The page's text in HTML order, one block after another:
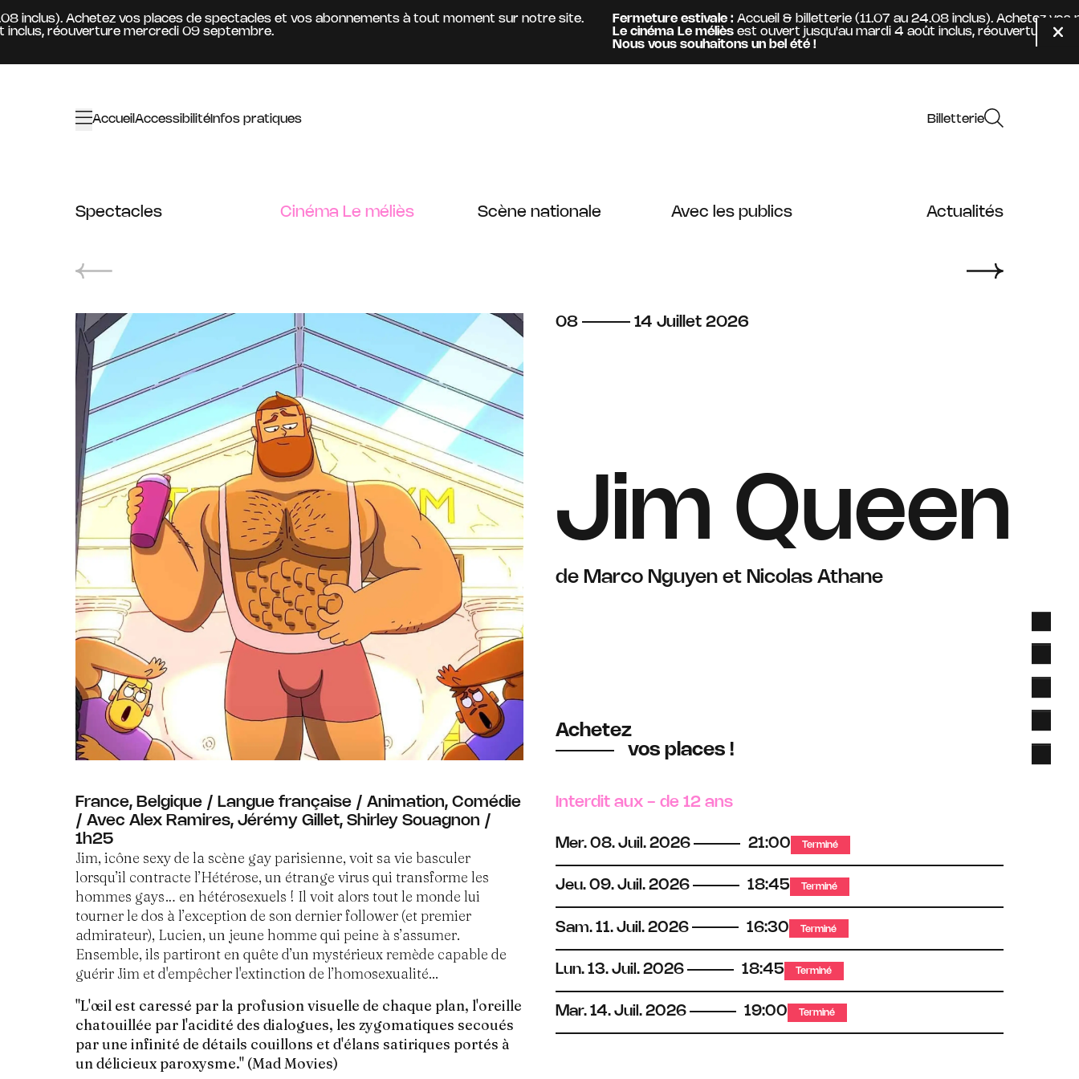
Achetez vos places de spectacles et vos abonnements à tout moment sur notre site.
réouverture mercredi 09 septembre.
Information :
Fermeture estivale :Accueil & billetterie (11.07 au 24.08 inclus). Achetez vos
Le cinéma Le mélièsest ouvert jusqu'au mardi 4 août inclus, réouverture
Nous vous souhaitons un bel été !
AccueilAccessibilité Infos pratiques Billetterie
Spectacles Cinéma Le méliès Scène nationale Avec les publics Actualités
du
08 au
14 juillet
Juillet 2026
Jim Queen
de Marco Nguyen et Nicolas Athane
Achetez
vos places !
France, Belgique / Langue française / Animation, Comédie
/ Avec Alex Ramires, Jérémy Gillet, Shirley Souagnon /
1h25
Jim, icône sexy de la scène gay parisienne, voit sa vie basculer
lorsqu’il contracte l’Hétérose, un étrange virus qui transforme les
hommes gays… en hétérosexuels ! Il voit alors tout le monde lui
tourner le dos à l’exception de son dernier follower (et premier
admirateur), Lucien, un jeune homme qui peine à s’assumer.
Ensemble, ils partiront en quête d’un mystérieux remède capable de
guérir Jim et d'empêcher l'extinction de l’homosexualité...
"L'œil est caressé par la profusion visuelle de chaque plan, l'oreille
chatouillée par l'acidité des dialogues, les zygomatiques secoués
par une infinité de détails couillons et d'élans satiriques portés à
un délicieux paroxysme." (Mad Movies)
Interdit aux - de 12 ans
Mer. 08. Juil. 2026 21:00 Terminé
Jeu. 09. Juil. 2026 18:45 Terminé
Sam. 11. Juil. 2026 16:30 Terminé
Lun. 13. Juil. 2026 18:45 Terminé
Mar. 14. Juil. 2026 19:00 Terminé